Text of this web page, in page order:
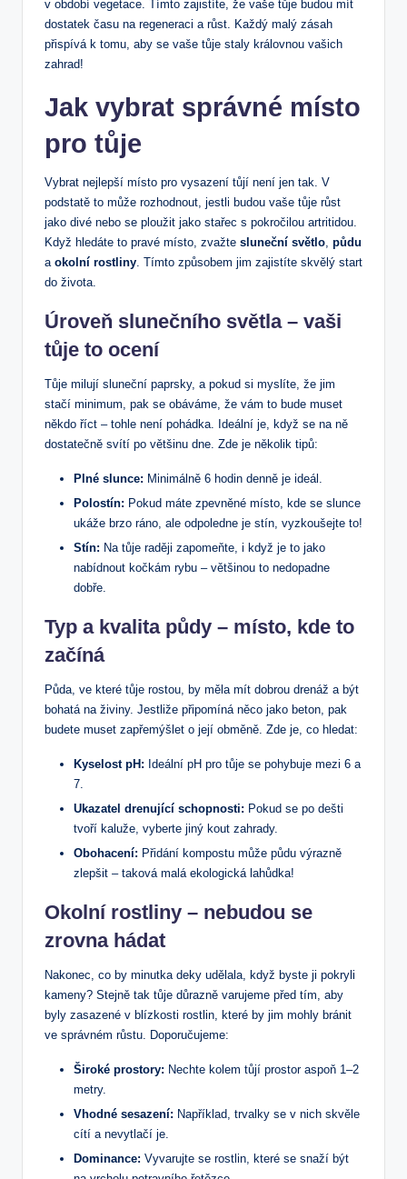
v období vegetace. Tímto zajistíte, že vaše tůje budou mít
dostatek času na regeneraci a růst. Každý malý zásah
přispívá k tomu, aby se vaše tůje staly královnou vašich
zahrad!
Jak vybrat správné místo
pro tůje
Vybrat nejlepší místo pro vysazení tůjí není jen tak. V
podstatě to může rozhodnout, jestli budou vaše tůje růst
jako divé nebo se ploužit jako stařec s pokročilou artritidou.
Když hledáte to pravé místo, zvažte sluneční světlo půdu
a okolní rostliny . Tímto způsobem jim zajistíte skvělý start
do života.
Úroveň slunečního světla – vaši
tůje to ocení
Tůje milují sluneční paprsky, a pokud si myslíte, že jim
stačí minimum, pak se obáváme, že vám to bude muset
někdo říct – tohle není pohádka. Ideální je, když se na ně
dostatečně svítí po většinu dne. Zde je několik tipů:
Plné slunce: Minimálně 6 hodin denně je ideál.
Polostín: Pokud máte zpevněné místo, kde se slunce
ukáže brzo ráno, ale odpoledne je stín, vyzkoušejte to!
Stín: Na tůje raději zapomeňte, i když je to jako
nabídnout kočkám rybu – většinou to nedopadne
dobře.
Typ a kvalita půdy – místo, kde to
začíná
Půda, ve které tůje rostou, by měla mít dobrou drenáž a být
bohatá na živiny. Jestliže připomíná něco jako beton, pak
budete muset zapřemýšlet o její obměně. Zde je, co hledat:
Kyselost pH: Ideální pH pro tůje se pohybuje mezi 6 a
7.
Ukazatel drenující schopnosti: Pokud se po dešti
tvoří kaluže, vyberte jiný kout zahrady.
Obohacení: Přidání kompostu může půdu výrazně
zlepšit – taková malá ekologická lahůdka!
Okolní rostliny – nebudou se
zrovna hádat
Nakonec, co by minutka deky udělala, když byste ji pokryli
kameny? Stejně tak tůje důrazně varujeme před tím, aby
byly zasazené v blízkosti rostlin, které by jim mohly bránit
ve správném růstu. Doporučujeme:
Široké prostory: Nechte kolem tůjí prostor aspoň 1–2
metry.
Vhodné sesazení: Například, trvalky se v nich skvěle
cítí a nevytlačí je.
Dominance: Vyvarujte se rostlin, které se snaží být